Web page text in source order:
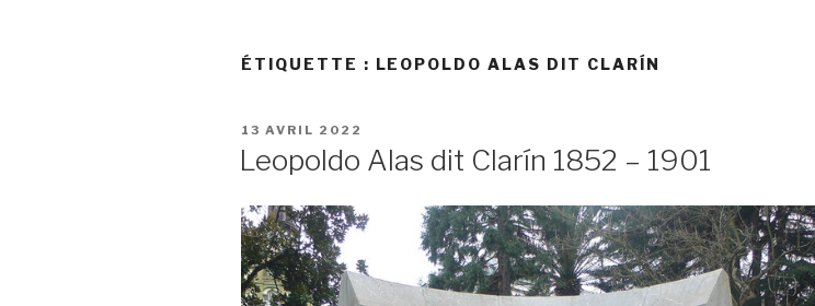
ÉTIQUETTE : LEOPOLDO ALAS DIT CLARÍN
PUBLIÉ
13 AVRIL 2022
Leopoldo Alas dit Clarín 1852 – 1901